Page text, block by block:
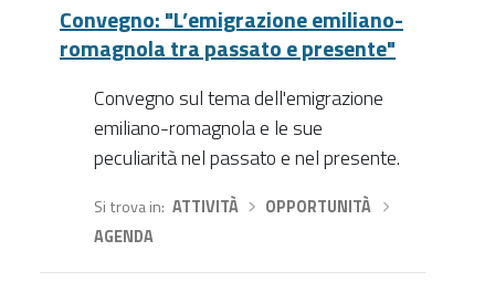
Convegno: "L’emigrazione emiliano-
romagnola tra passato e presente"
Convegno sul tema dell'emigrazione
emiliano-romagnola e le sue
peculiarità nel passato e nel presente.
Si trova in ATTIVITÀ› OPPORTUNITÀ
AGENDA